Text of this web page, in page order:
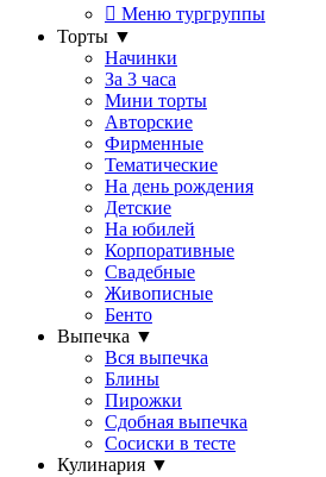
Меню тургруппы
Торты ▼
Начинки
За 3 часа
Мини торты
Авторские
Фирменные
Тематические
На день рождения
Детские
На юбилей
Корпоративные
Свадебные
Живописные
Бенто
Выпечка ▼
Вся выпечка
Блины
Пирожки
Сдобная выпечка
Сосиски в тесте
Кулинария ▼